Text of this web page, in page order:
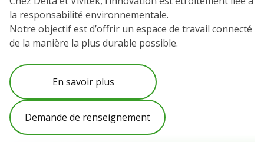
la responsabilité environnementale.
Notre objectif est d’offrir un espace de travail connecté
de la manière la plus durable possible.
En savoir plus
Demande de renseignement